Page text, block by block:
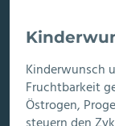
Kinderwunsch
Fruchtbarkeit
Östrogen,